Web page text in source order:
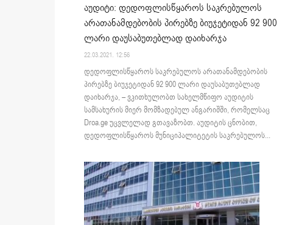
აუდიტი: დედოფლისწყაროს საკრებულოს
არათანამდებობის პირებზე ბიუჯეტიდან 92 900
ლარი დაუსაბუთებლად დაიხარჯა
22.03.2021. 12:56
დედოფლისწყაროს საკრებულოს არათანამდებობის
პირებზე ბიუჯეტიდან 92 900 ლარი დაუსაბუთებლად
დაიხარჯა, – ვკითხულობთ სახელმწიფო აუდიტის
სამსახურის მიერ მომზადებულ ანგარიშში, რომელსაც
Droa.ge უცვლელად გთავაზობთ. აუდიტის ცნობით,
დედოფლისწყაროს მუნიციპალიტეტის საკრებულოს...